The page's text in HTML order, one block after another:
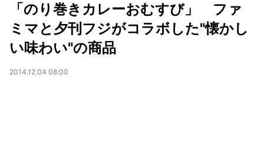
「のり巻きカレーおむすび」 ファ
ミマと夕刊フジがコラボした"懐かし
い味わい"の商品
2014.12.04 08:00